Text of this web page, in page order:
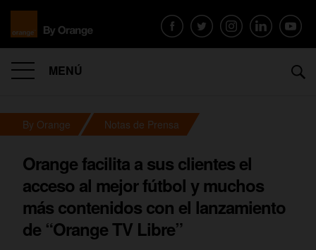
MENÚ
By Orange Notas de Prensa
Orange facilita a sus clientes el
acceso al mejor fútbol y muchos
más contenidos con el lanzamiento
de “Orange TV Libre”